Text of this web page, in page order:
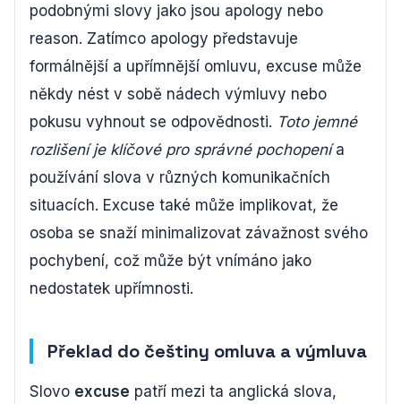
podobnými slovy jako jsou apology nebo
reason. Zatímco apology představuje
formálnější a upřímnější omluvu, excuse může
někdy nést v sobě nádech výmluvy nebo
pokusu vyhnout se odpovědnosti. Toto jemné
rozlišení je klíčové pro správné pochopenía
používání slova v různých komunikačních
situacích. Excuse také může implikovat, že
osoba se snaží minimalizovat závažnost svého
pochybení, což může být vnímáno jako
nedostatek upřímnosti.
Překlad do češtiny omluva a výmluva
Slovo excuse patří mezi ta anglická slova,